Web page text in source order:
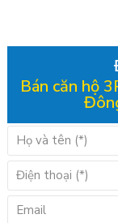
Bán căn hộ